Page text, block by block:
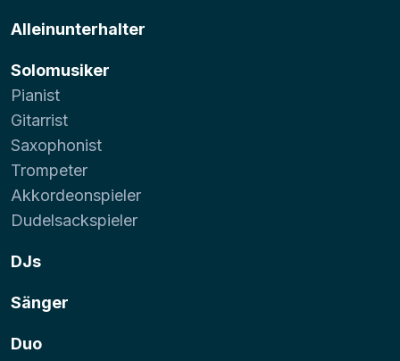
Alleinunterhalter
Solomusiker
Pianist
Gitarrist
Saxophonist
Trompeter
Akkordeonspieler
Dudelsackspieler
DJs
Sänger
Duo